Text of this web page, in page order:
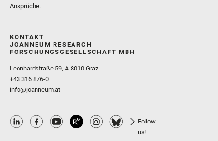
Ansprüche.
KONTAKT
JOANNEUM RESEARCH
FORSCHUNGSGESELLSCHAFT MBH
Leonhardstraße 59, A-8010 Graz
+43 316 876-0
info@joanneum.at
Follow
us!